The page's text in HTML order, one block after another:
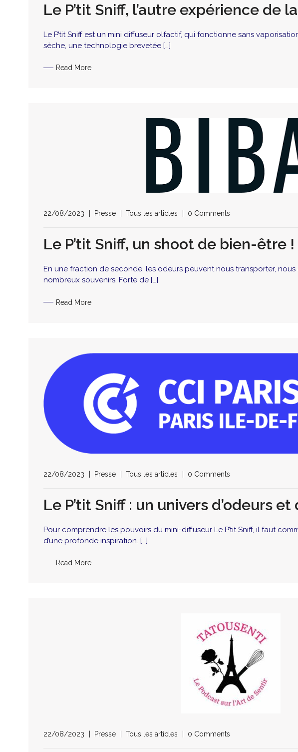
Le P’tit Sniff, l’autre expérience de
Le P’tit Sniff est un mini diffuseur olfactif, qui fonctionne sans
sèche, une technologie brevetée […]
Read More
22/08/2023 Presse Tous les articles 0 Comments
Le P’tit Sniff, un shoot de bien-être !
En une fraction de seconde, les odeurs peuvent nous transporter,
nombreux souvenirs. Forte de […]
Read More
22/08/2023 Presse Tous les articles 0 Comments
Le P’tit Sniff : un univers d’odeurs et
Pour comprendre les pouvoirs du mini-diffuseur Le P’tit Sniff, il faut
d’une profonde inspiration. […]
Read More
22/08/2023 Presse Tous les articles 0 Comments